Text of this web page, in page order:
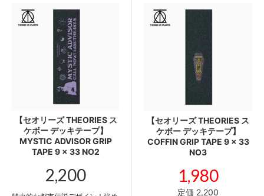
【セオリーズ THEORIES ス
ケボー デッキテープ】
MYSTIC ADVISOR GRIP
TAPE 9 x 33 NO2
2,200
【セオリーズ THEORIES ス
ケボー デッキテープ】
COFFIN GRIP TAPE 9 x 33
NO3
1,980
定価 2,200